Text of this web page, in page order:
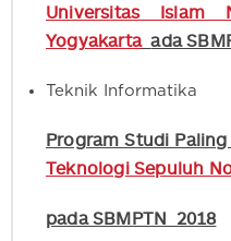
Universitas Islam
Yogyakarta ada
Teknik Informatika
Program Studi
Teknologi Sepuluh
pada SBMPTN 2018